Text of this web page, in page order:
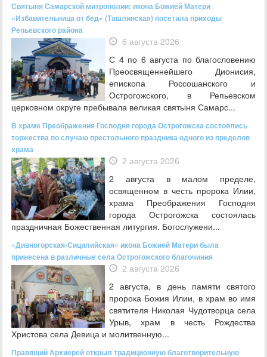
Святыня Самарской митрополии: икона Божией Матери
«Избавительница от бед» (Ташлинская) посетила приходы
Репьевского района
6 августа 2026
С 4 по 6 августа по благословению
Преосвященнейшего Дионисия,
епископа Россошанского и
Острогожского, в Репьевском
церковном округе пребывала великая святыня Самарс...
В храме Преображения Господня города Острогожска состоялись
торжества по случаю престольного праздника одного из пределов
храма
2 августа 2026
2 августа в малом пределе,
освященном в честь пророка Илии,
храма Преображения Господня
города Острогожска состоялась
праздничная Божественная литургия. Богослужени...
«Дивногорская-Сицилийская» икона Божией Матери была
принесена в различные села Острогожского благочиния
2 августа 2026
2 августа, в день памяти святого
пророка Божия Илии, в храм во имя
святителя Николая Чудотворца села
Урыв, храм в честь Рождества
Христова села Девица и молитвенную...
Правящий Архиерей открыл традиционную благотворительную